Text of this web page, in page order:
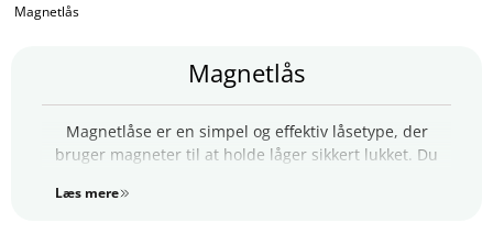
Magnetlås
Magnetlås
Magnetlåse er en simpel og effektiv låsetype, der
bruger magneter til at holde låger sikkert lukket. Du
skabslåger, glaslåger, trælåger, metalskabe og mere.
Læs mere